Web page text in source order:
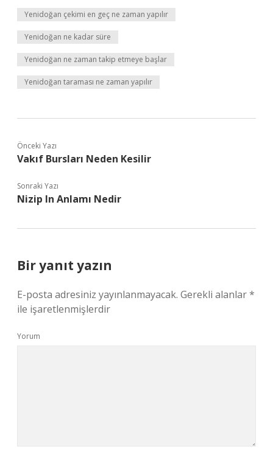
Yenidoğan çekimi en geç ne zaman yapılır
Yenidoğan ne kadar süre
Yenidoğan ne zaman takip etmeye başlar
Yenidoğan taraması ne zaman yapılır
Önceki Yazı
Vakıf Bursları Neden Kesilir
Sonraki Yazı
Nizip In Anlamı Nedir
Bir yanıt yazın
E-posta adresiniz yayınlanmayacak. Gerekli alanlar*
ile işaretlenmişlerdir
Yorum